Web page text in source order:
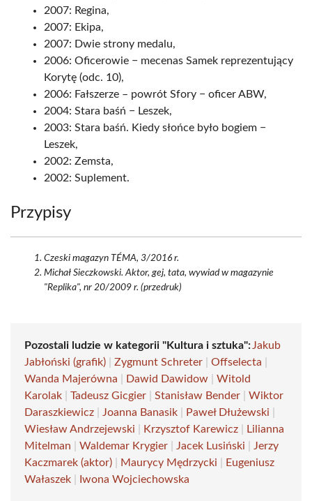
2007: Regina,
2007: Ekipa,
2007: Dwie strony medalu,
2006: Oficerowie − mecenas Samek reprezentujący
Korytę (odc. 10),
2006: Fałszerze – powrót Sfory − oficer ABW,
2004: Stara baśń − Leszek,
2003: Stara baśń. Kiedy słońce było bogiem −
Leszek,
2002: Zemsta,
2002: Suplement.
Przypisy
Czeski magazyn TÉMA, 3/2016 r.
Michał Sieczkowski. Aktor, gej, tata, wywiad w magazynie
"Replika", nr 20/2009 r. (przedruk)
Pozostali ludzie w kategorii "Kultura i sztuka": Jakub
Jabłoński (grafik)
Zygmunt Schreter Offselecta
Wanda Majerówna
Dawid Dawidow
Witold
Karolak
Tadeusz Gicgier Stanisław Bender
Wiktor
Daraszkiewicz
Joanna Banasik Paweł Dłużewski
Wiesław Andrzejewski
Krzysztof Karewicz
Lilianna
Mitelman
Waldemar Krygier Jacek Lusiński
Jerzy
Kaczmarek (aktor)
Maurycy Mędrzycki
Eugeniusz
Wałaszek
Iwona Wojciechowska